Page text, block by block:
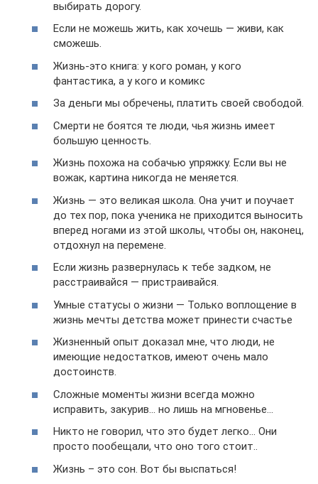
выбирать дорогу.
Если не можешь жить, как хочешь — живи, как
сможешь.
Жизнь-это книга: у кого роман, у кого
фантастика, а у кого и комикс
За деньги мы обречены, платить своей свободой.
Смерти не боятся те люди, чья жизнь имеет
большую ценность.
Жизнь похожа на собачью упряжку. Если вы не
вожак, картина никогда не меняется.
Жизнь — это великая школа. Она учит и поучает
до тех пор, пока ученика не приходится выносить
вперед ногами из этой школы, чтобы он, наконец,
отдохнул на перемене.
Если жизнь развернулась к тебе задком, не
расстраивайся — пристраивайся.
Умные статусы о жизни — Только воплощение в
жизнь мечты детства может принести счастье
Жизненный опыт доказал мне, что люди, не
имеющие недостатков, имеют очень мало
достоинств.
Сложные моменты жизни всегда можно
исправить, закурив… но лишь на мгновенье…
Никто не говорил, что это будет легко… Они
просто пообещали, что оно того стоит..
Жизнь – это сон. Вот бы выспаться!